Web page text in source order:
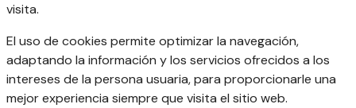
visita.
El uso de cookies permite optimizar la navegación,
adaptando la información y los servicios ofrecidos a los
intereses de la persona usuaria, para proporcionarle una
mejor experiencia siempre que visita el sitio web.